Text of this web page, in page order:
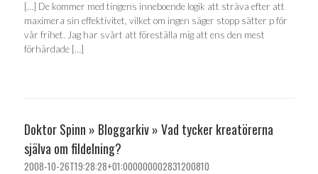
[…] De kommer med tingens inneboende logik att sträva efter att
maximera sin effektivitet, vilket om ingen säger stopp sätter p för
vår frihet. Jag har svårt att föreställa mig att ens den mest
förhärdade […]
Doktor Spinn » Bloggarkiv » Vad tycker kreatörerna
själva om fildelning?
2008-10-26T19:28:28+01:000000002831200810